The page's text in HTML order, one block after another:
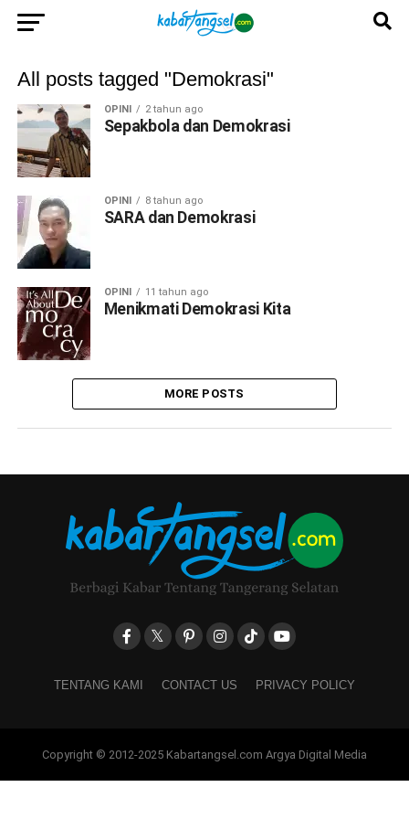
All posts tagged "Demokrasi"
OPINI 2 tahun ago
Sepakbola dan Demokrasi
OPINI 8 tahun ago
SARA dan Demokrasi
OPINI 11 tahun ago
Menikmati Demokrasi Kita
MORE POSTS
TENTANG KAMI CONTACT US PRIVACY POLICY
Copyright © 2012-2025 Kabartangsel.com Argya Digital Media